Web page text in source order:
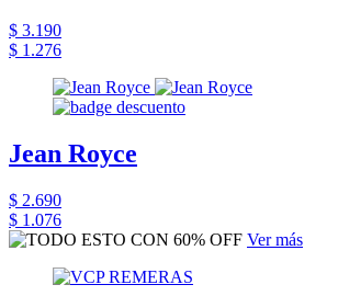
$ 3.190
$ 1.276
Jean Royce
$ 2.690
$ 1.076
Ver más